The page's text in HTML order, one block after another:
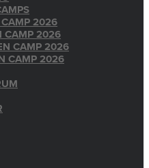
CAMP 2026
CAMP 2026
CAMP 2026
CAMP 2026